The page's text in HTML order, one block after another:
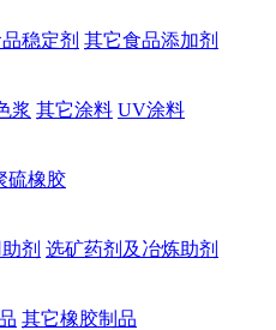
稳定剂 其它食品添加剂
浆 其它涂料 UV涂料
硫橡胶
剂 选矿药剂及冶炼助剂
其它橡胶制品